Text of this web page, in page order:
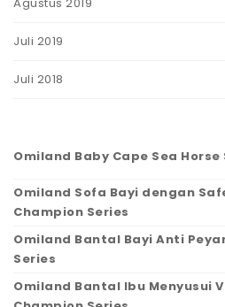
Juli 2019
Juli 2018
Omiland Baby Cape Sea Horse
Omiland Sofa Bayi dengan
Champion Series
Omiland Bantal Bayi Anti
Series
Omiland Bantal Ibu Menyusui